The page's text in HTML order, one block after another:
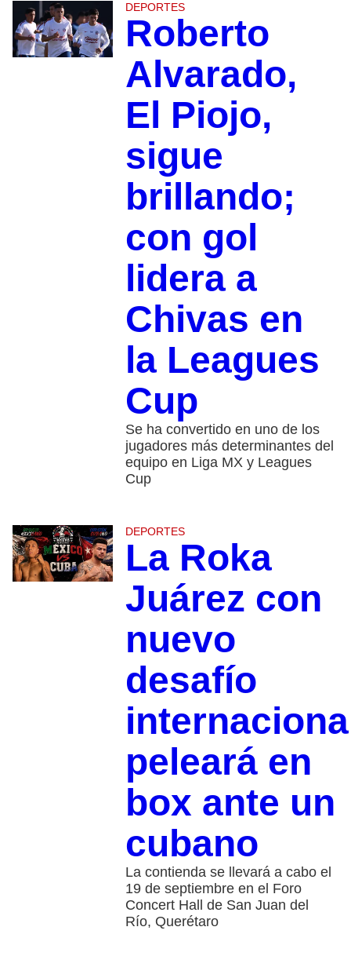
DEPORTES
Roberto
Alvarado,
El Piojo,
sigue
brillando;
con gol
lidera a
Chivas en
la Leagues
Cup
Se ha convertido en uno de los
jugadores más determinantes del
equipo en Liga MX y Leagues
Cup
DEPORTES
La Roka
Juárez con
nuevo
desafío
peleará en
box ante un
cubano
La contienda se llevará a cabo el
19 de septiembre en el Foro
Concert Hall de San Juan del
Río, Querétaro